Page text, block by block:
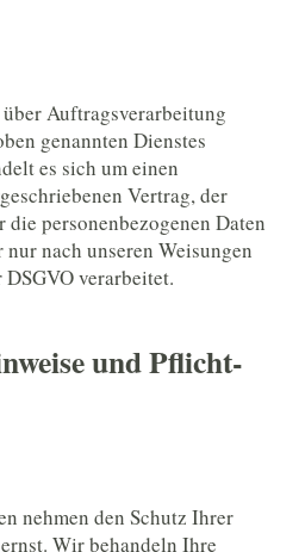
Auftragsverarbeitung
genannten Dienstes
es sich um einen
Vertrag, der
die personenbezogenen Daten
nach unseren Weisungen
verarbeitet.
und Pflicht­
nehmen den Schutz Ihrer
Wir behandeln Ihre